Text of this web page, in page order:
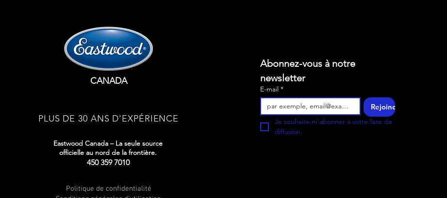
CANADA
PLUS DE 30 ANS D'EXPÉRIENCE
Eastwood Canada – La seule source
officielle au nord de la frontière.
450 359 7010
Politique de confidentialité
Abonnez-vous à notre
newsletter
E-mail *
Rejoindre
Je souhaite m'abonner à votre liste de
diffusion.